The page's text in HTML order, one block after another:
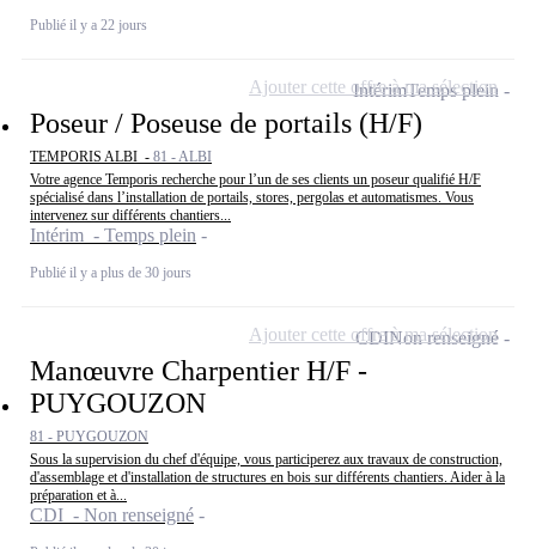
Publié il y a 22 jours
Poseur / Poseuse de portails (H/F)
TEMPORIS ALBI - 81 - ALBI
Votre agence Temporis recherche pour l’un de ses clients un poseur qualifié H/F
spécialisé dans l’installation de portails, stores, pergolas et automatismes. Vous
intervenez sur différents chantiers...
Intérim - Temps plein
Publié il y a plus de 30 jours
IntérimTemps plein
Ajouter cette offre à ma sélection
Manœuvre Charpentier H/F -
PUYGOUZON
81 - PUYGOUZON
Sous la supervision du chef d'équipe, vous participerez aux travaux de construction,
d'assemblage et d'installation de structures en bois sur différents chantiers. Aider à la
préparation et à...
CDI - Non renseigné
CDINon renseigné
Ajouter cette offre à ma sélection